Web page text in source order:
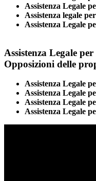
Assistenza Legale
Assistenza legale
Assistenza Legale
Assistenza Legale per
Opposizioni delle
Assistenza Legale
Assistenza Legale
Assistenza Legale
Assistenza Legale